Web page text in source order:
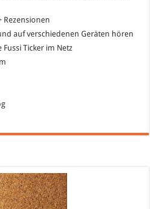
Rezensionen
auf verschiedenen Geräten hören
Ticker im Netz